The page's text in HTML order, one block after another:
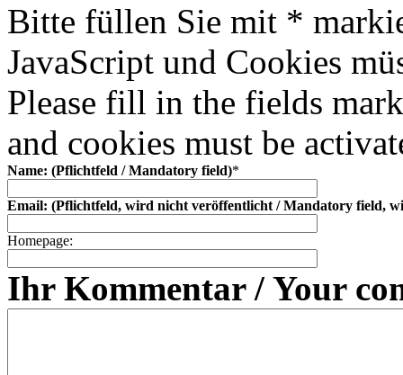
Bitte füllen Sie mit *
JavaScript und Cookies
Please fill in the fields
and cookies must be
Name: (Pflichtfeld / Mandatory field)*
Email: (Pflichtfeld, wird nicht veröffentlicht / Mandatory field,
Homepage:
Ihr Kommentar / Your